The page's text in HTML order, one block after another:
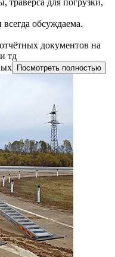
обсуждаема.
документов на
тд
Посмотреть полностью